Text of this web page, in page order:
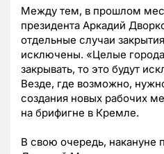
Между тем, в прошлом
президента Аркадий
отдельные случаи
исключены. «Целые
закрывать, то это будут
Везде, где возможно,
создания новых рабочих
на брифигне в Кремле.
В свою очередь, накануне